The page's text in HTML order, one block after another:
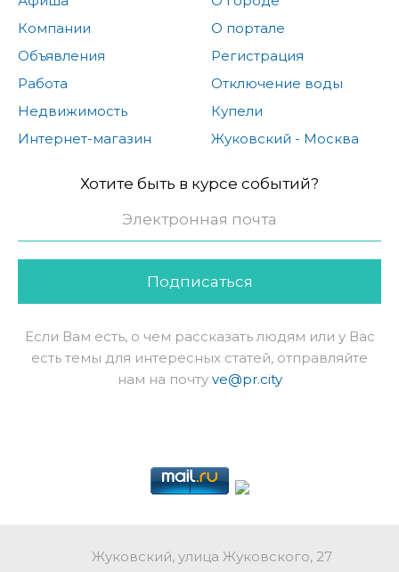
Компании
Объявления
Работа
Недвижимость
Интернет-магазин
О портале
Регистрация
Отключение воды
Купели
Жуковский - Москва
Хотите быть в курсе событий?
Подписаться
Если Вам есть, о чем рассказать людям или у Вас
есть темы для интересных статей, отправляйте
нам на почту ve@pr.city
Жуковский, улица Жуковского, 27